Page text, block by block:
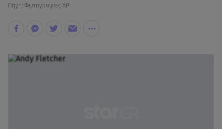
Πηγή: Φωτογραφίες AP